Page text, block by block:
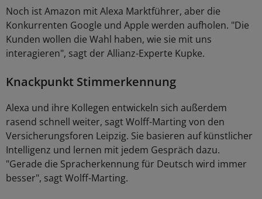
Noch ist Amazon mit Alexa Marktführer, aber die
Konkurrenten Google und Apple werden aufholen. "Die
Kunden wollen die Wahl haben, wie sie mit uns
interagieren", sagt der Allianz-Experte Kupke.
Knackpunkt Stimmerkennung
Alexa und ihre Kollegen entwickeln sich außerdem
rasend schnell weiter, sagt Wolff-Marting von den
Versicherungsforen Leipzig. Sie basieren auf künstlicher
Intelligenz und lernen mit jedem Gespräch dazu.
"Gerade die Spracherkennung für Deutsch wird immer
besser", sagt Wolff-Marting.